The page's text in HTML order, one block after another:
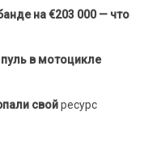
на €203 000 — что
в мотоцикле
свойресурс